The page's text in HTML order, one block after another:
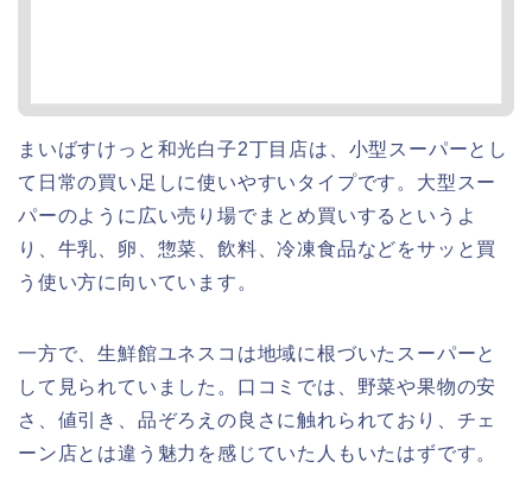
まいばすけっと和光白子2丁目店は、小型スーパーとし
て日常の買い足しに使いやすいタイプです。大型スー
パーのように広い売り場でまとめ買いするというよ
り、牛乳、卵、惣菜、飲料、冷凍食品などをサッと買
う使い方に向いています。
一方で、生鮮館ユネスコは地域に根づいたスーパーと
して見られていました。口コミでは、野菜や果物の安
さ、値引き、品ぞろえの良さに触れられており、チェ
ーン店とは違う魅力を感じていた人もいたはずです。